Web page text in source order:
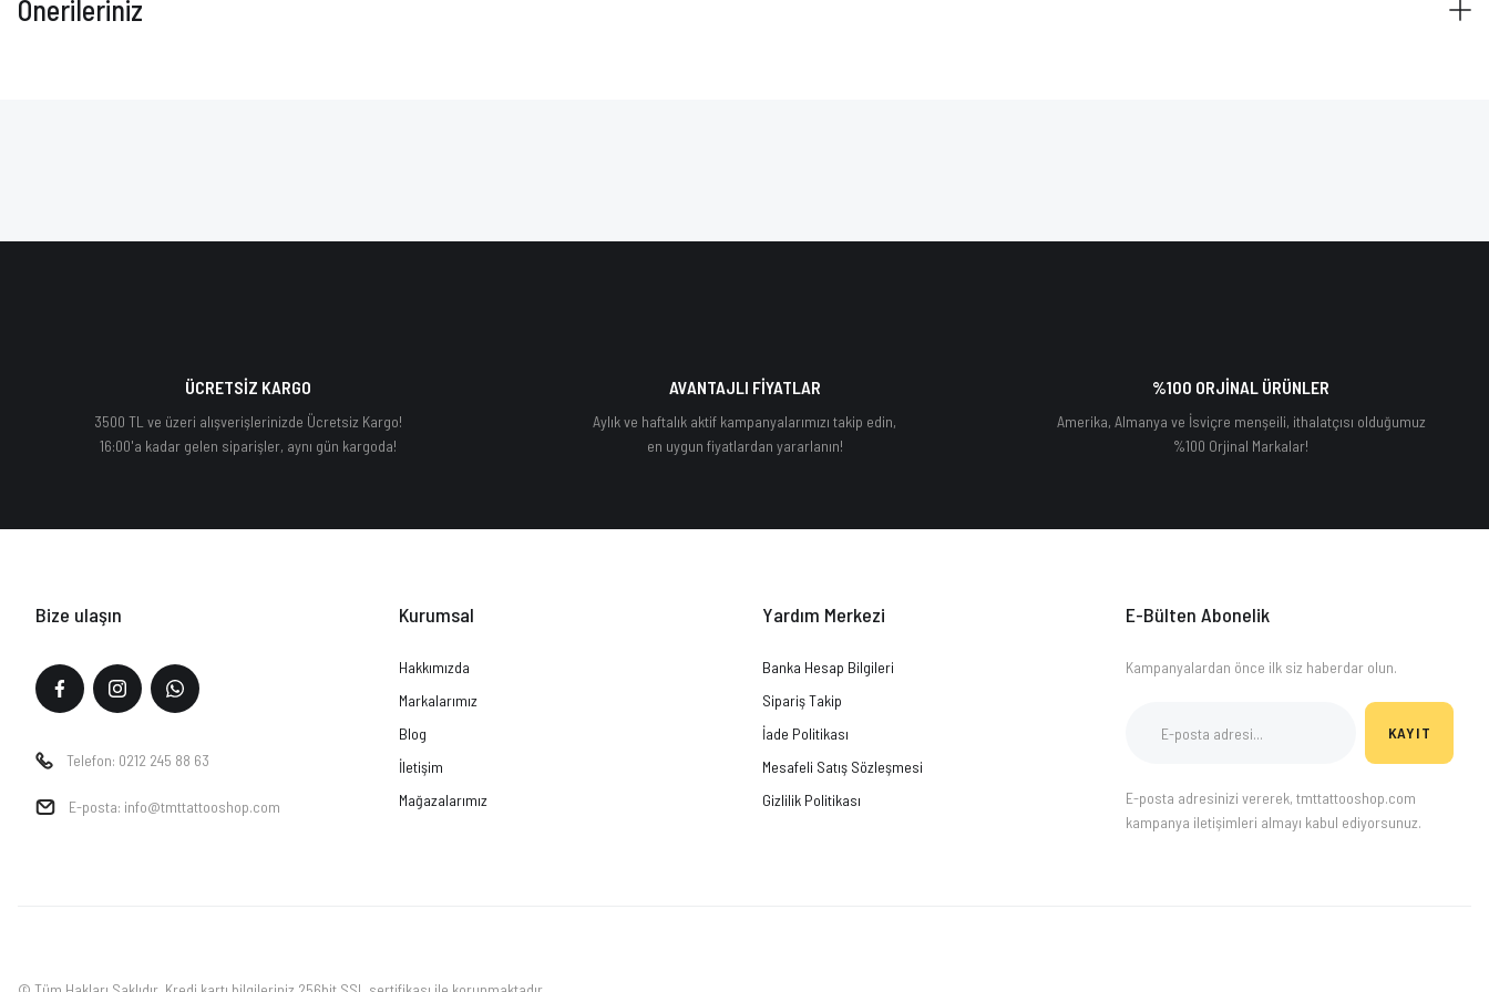
Önerileriniz
ÜCRETSİZ KARGO
3500 TL ve üzeri alışverişlerinizde Ücretsiz Kargo!
16:00'a kadar gelen siparişler, aynı gün kargoda!
AVANTAJLI FİYATLAR
Aylık ve haftalık aktif kampanyalarımızı takip edin,
en uygun fiyatlardan yararlanın!
%100 ORJİNAL ÜRÜNLER
Amerika, Almanya ve İsviçre menşeili, ithalatçısı olduğumuz
%100 Orjinal Markalar!
Bize ulaşın
Telefon: 0212 245 88 63
E-posta: info@tmttattooshop.com
Kurumsal
Hakkımızda
Markalarımız
Blog
İletişim
Mağazalarımız
Yardım Merkezi
Banka Hesap Bilgileri
Sipariş Takip
İade Politikası
Mesafeli Satış Sözleşmesi
Gizlilik Politikası
E-Bülten Abonelik
Kampanyalardan önce ilk siz haberdar olun.
KAYIT
E-posta adresinizi vererek, tmttattooshop.com
kampanya iletişimleri almayı kabul ediyorsunuz.